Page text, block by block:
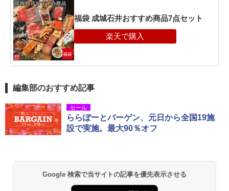
福袋 成城石井おすすめ商品7点セット
編集部のおすすめ記事
セール
ららぽーとバーゲン、元日から全国19施
設で実施。最大90％オフ
Google 検索で当サイトの記事を優先表示させる